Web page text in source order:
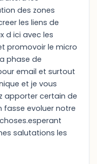
des zones
les liens de
d ici avec les
promovoir le micro
phase de
email et surtout
et je vous
apporter certain de
fasse evoluer notre
salutations les